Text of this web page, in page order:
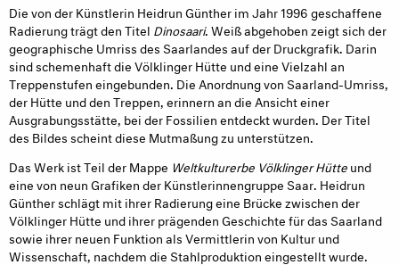
Die von der Künstlerin Heidrun Günther im Jahr 1996 geschaffene
Radierung trägt den Titel Dinosaari. Weiß abgehoben zeigt sich der
geographische Umriss des Saarlandes auf der Druckgrafik. Darin
sind schemenhaft die Völklinger Hütte und eine Vielzahl an
Treppenstufen eingebunden. Die Anordnung von Saarland-Umriss,
der Hütte und den Treppen, erinnern an die Ansicht einer
Ausgrabungsstätte, bei der Fossilien entdeckt wurden. Der Titel
des Bildes scheint diese Mutmaßung zu unterstützen.
Das Werk ist Teil der Mappe Weltkulturerbe Völklinger Hütteund
eine von neun Grafiken der Künstlerinnengruppe Saar. Heidrun
Günther schlägt mit ihrer Radierung eine Brücke zwischen der
Völklinger Hütte und ihrer prägenden Geschichte für das Saarland
sowie ihrer neuen Funktion als Vermittlerin von Kultur und
Wissenschaft, nachdem die Stahlproduktion eingestellt wurde.